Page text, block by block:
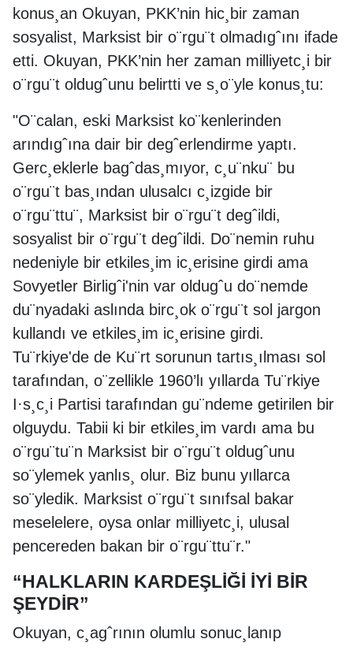
konus¸an Okuyan, PKK’nin hic¸bir zaman
sosyalist, Marksist bir o¨rgu¨t olmadıgˆını ifade
etti. Okuyan, PKK’nin her zaman milliyetc¸i bir
o¨rgu¨t oldugˆunu belirtti ve s¸o¨yle konus¸tu:
"O¨calan, eski Marksist ko¨kenlerinden
arındıgˆına dair bir degˆerlendirme yaptı.
Gerc¸eklerle bagˆdas¸mıyor, c¸u¨nku¨ bu
o¨rgu¨t bas¸ından ulusalcı c¸izgide bir
o¨rgu¨ttu¨, Marksist bir o¨rgu¨t degˆildi,
sosyalist bir o¨rgu¨t degˆildi. Do¨nemin ruhu
nedeniyle bir etkiles¸im ic¸erisine girdi ama
Sovyetler Birligˆi'nin var oldugˆu do¨nemde
du¨nyadaki aslında birc¸ok o¨rgu¨t sol jargon
kullandı ve etkiles¸im ic¸erisine girdi.
Tu¨rkiye'de de Ku¨rt sorunun tartıs¸ılması sol
tarafından, o¨zellikle 1960’lı yıllarda Tu¨rkiye
I·s¸c¸i Partisi tarafından gu¨ndeme getirilen bir
olguydu. Tabii ki bir etkiles¸im vardı ama bu
o¨rgu¨tu¨n Marksist bir o¨rgu¨t oldugˆunu
so¨ylemek yanlıs¸ olur. Biz bunu yıllarca
so¨yledik. Marksist o¨rgu¨t sınıfsal bakar
meselelere, oysa onlar milliyetc¸i, ulusal
pencereden bakan bir o¨rgu¨ttu¨r."
“HALKLARIN KARDEŞLİĞİ İYİ BİR
ŞEYDİR”
Okuyan, c¸agˆrının olumlu sonuc¸lanıp